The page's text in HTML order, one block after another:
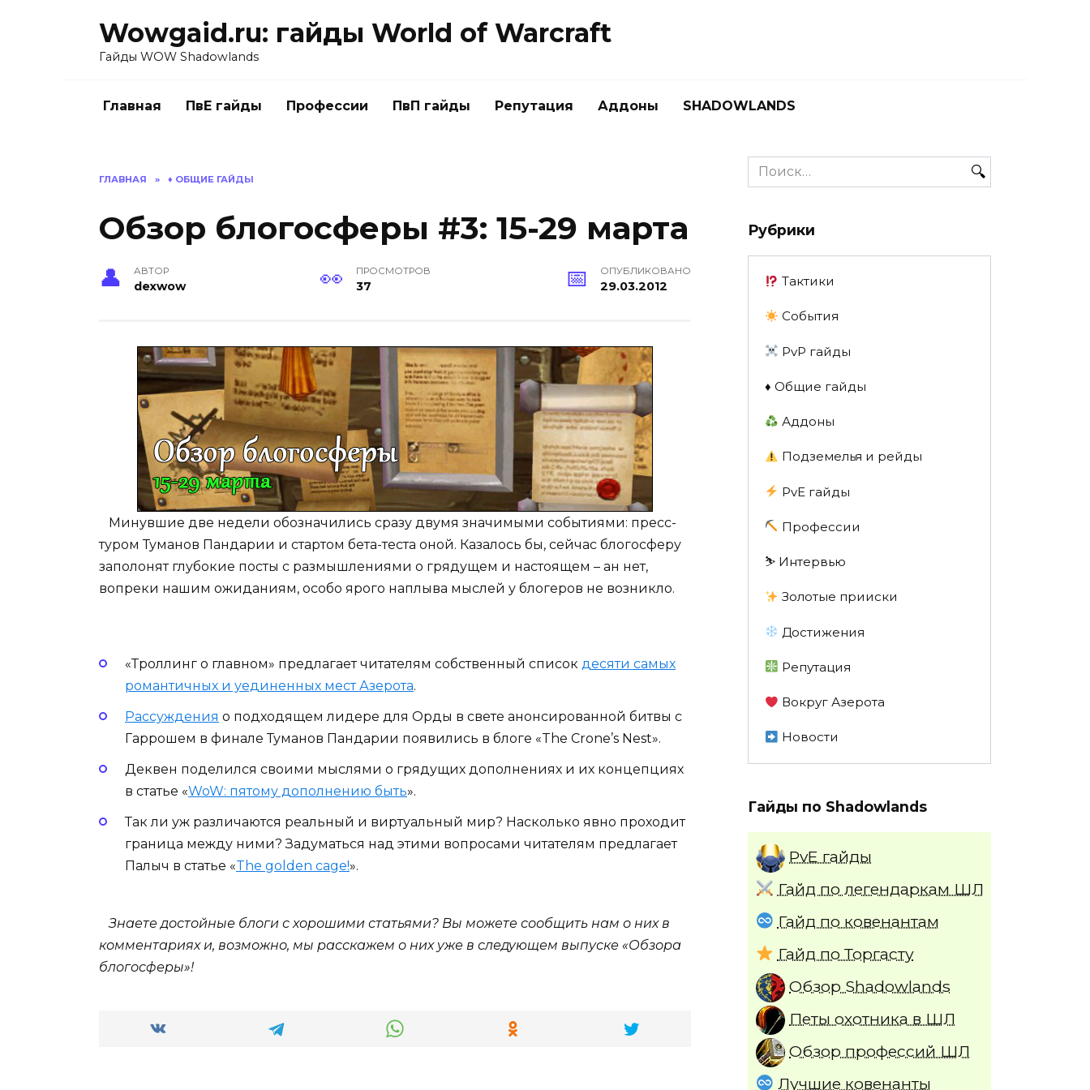
Wowgaid.ru: гайды World of Warcraft
Гайды WOW Shadowlands
Главная ПвЕ гайды Профессии ПвП гайды Репутация Аддоны SHADOWLANDS
ГЛАВНАЯ » ♦️ ОБЩИЕ ГАЙДЫ
Обзор блогосферы #3: 15-29 марта
АВТОР
dexwow
ПРОСМОТРОВ
37
ОПУБЛИКОВАНО
29.03.2012
Минувшие две недели обозначились сразу двумя значимыми событиями: пресс-
туром Туманов Пандарии и стартом бета-теста оной. Казалось бы, сейчас блогосферу
заполонят глубокие посты с размышлениями о грядущем и настоящем – ан нет,
вопреки нашим ожиданиям, особо ярого наплыва мыслей у блогеров не возникло.
«Троллинг о главном» предлагает читателям собственный список десяти самых
романтичных и уединенных мест Азерота.
Рассуждения о подходящем лидере для Орды в свете анонсированной битвы с
Гаррошем в финале Туманов Пандарии появились в блоге «The Crone’s Nest».
Деквен поделился своими мыслями о грядущих дополнениях и их концепциях
в статье «WoW: пятому дополнению быть».
Так ли уж различаются реальный и виртуальный мир? Насколько явно проходит
граница между ними? Задуматься над этими вопросами читателям предлагает
Палыч в статье «The golden cage!».
Знаете достойные блоги с хорошими статьями? Вы можете сообщить нам о них в
комментариях и, возможно, мы расскажем о них уже в следующем выпуске «Обзора
блогосферы»!
Search
for:
Рубрики
Тактики
События
PvP гайды
♦️ Общие гайды
Аддоны
Подземелья и рейды
PvE гайды
Профессии
⛷️ Интервью
Золотые прииски
Достижения
Репутация
Вокруг Азерота
Новости
Гайды по Shadowlands
PvE гайды
Гайд по легендаркам ШЛ
Гайд по ковенантам
Гайд по Торгасту
Обзор Shadowlands
Петы охотника в ШЛ
Обзор профессий ШЛ
Лучшие ковенанты